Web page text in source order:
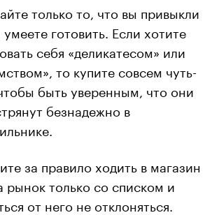
/ 00:00
только то, что вы привыкли
умеете готовить. Если хотите
себя «деликатесом» или
то купите совсем чуть-
быть уверенным, что они
безнадежно в
за правило ходить в магазин
рынок только со списком и
от него не отклоняться.